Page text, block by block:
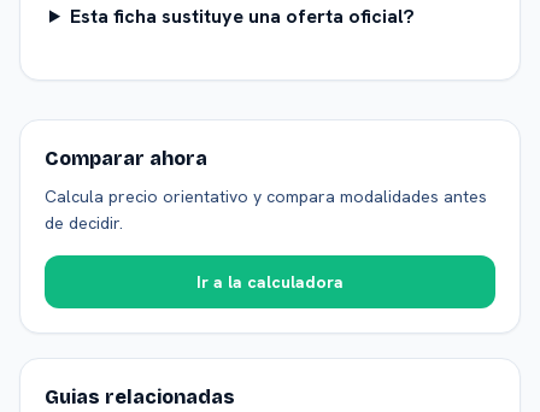
Esta ficha sustituye una oferta oficial?
Comparar ahora
Calcula precio orientativo y compara modalidades antes
de decidir.
Ir a la calculadora
Guias relacionadas